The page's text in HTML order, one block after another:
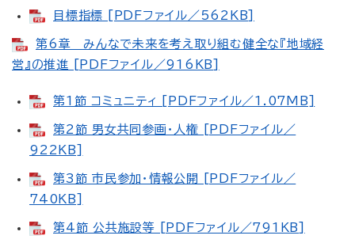
目標指標 [PDFファイル／562KB]
第6章 みんなで未来を考え取り組む健全な『地域経
営』の推進 [PDFファイル／916KB]
第1節 コミュニティ [PDFファイル／1.07MB]
第2節 男女共同参画・人権 [PDFファイル／
922KB]
第3節 市民参加・情報公開 [PDFファイル／
740KB]
第4節 公共施設等 [PDFファイル／791KB]